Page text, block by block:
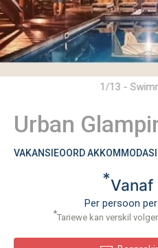
1/13 -
Urban
VAKANSIEOORD
*Vanaf
Per persoon
*Tariewe kan verskil